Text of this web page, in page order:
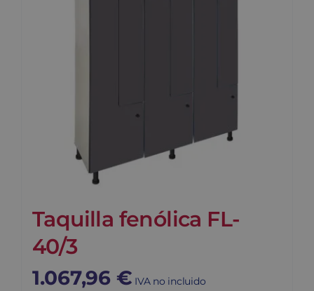
Taquilla fenólica FL-
40/3
1.067,96 € IVA no incluido